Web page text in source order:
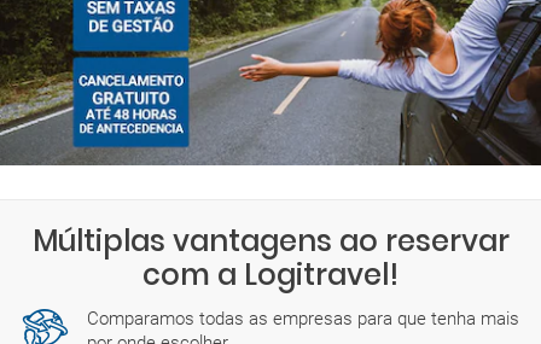
Múltiplas vantagens ao reservar
com a Logitravel!
Comparamos todas as empresas para que tenha mais